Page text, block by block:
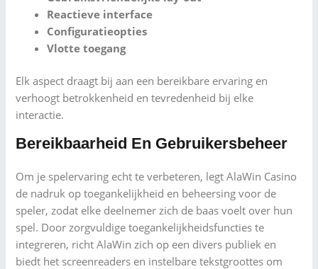
Reactieve interface
Configuratieopties
Vlotte toegang
Elk aspect draagt bij aan een bereikbare ervaring en
verhoogt betrokkenheid en tevredenheid bij elke
interactie.
Bereikbaarheid En Gebruikersbeheer
Om je spelervaring echt te verbeteren, legt AlaWin Casino
de nadruk op toegankelijkheid en beheersing voor de
speler, zodat elke deelnemer zich de baas voelt over hun
spel. Door zorgvuldige toegankelijkheidsfuncties te
integreren, richt AlaWin zich op een divers publiek en
biedt het screenreaders en instelbare tekstgroottes om